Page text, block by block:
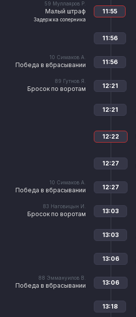
59 Муллаяров Р.
Малый штраф
Задержка соперника
11:55
11:56
10 Симаков А.
Победа в вбрасывании 11:56
89 Гутнов Я.
Бросок по воротам 12:21
12:21
12:22
12:27
10 Симаков А.
Победа в вбрасывании 12:27
83 Наговицын И.
Бросок по воротам 13:03
13:03
13:06
88 Эммануилов В.
Победа в вбрасывании 13:06
13:18